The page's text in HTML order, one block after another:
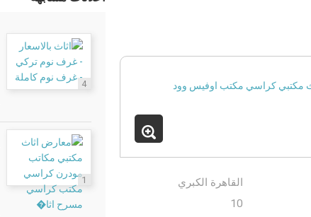
القاهرة الكبري
10
4
1